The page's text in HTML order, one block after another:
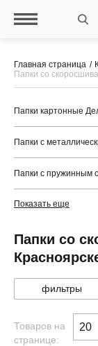
Главная страница
Папки со
Папки со
Папки картонные
Папки с
Папки с пружинным
Показать еще
фильтры
Товаров на
странице: